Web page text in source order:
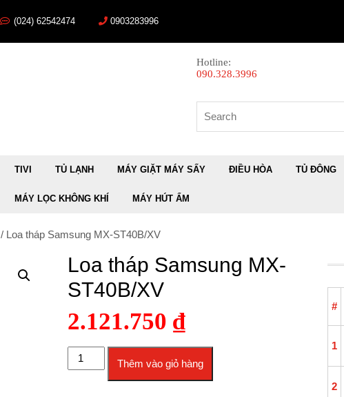
(024) 62542474 0903283996
Hotline:
090.328.3996
for:
TIVI TỦ LẠNH MÁY GIẶT MÁY SẤY ĐIỀU HÒA TỦ ĐÔNG
MÁY LỌC KHÔNG KHÍ MÁY HÚT ẨM
/ Loa tháp Samsung MX-ST40B/XV
Loa tháp Samsung MX-
ST40B/XV
2.121.750 ₫
Loa tháp Samsung MX-ST40B/XV số lượng
Thêm vào giỏ hàng
#
1
2